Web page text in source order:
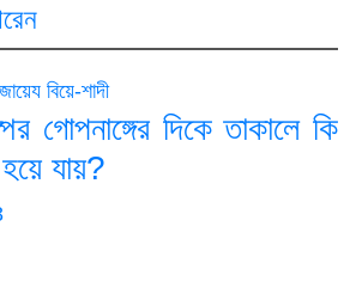
বিয়ে-শাদী
গোপনাঙ্গের দিকে তাকালে কি
যায়?